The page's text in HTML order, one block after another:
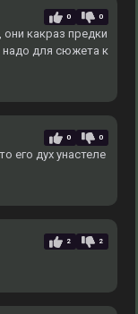
0 0
какраз предки
надо для сюжета к
0 0
его дух унастеле
2 2